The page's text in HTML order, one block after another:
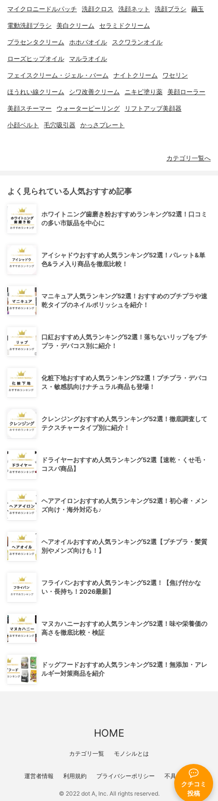
クチコミ
投稿
マイクロニードルパッチ 洗顔クロス 洗顔ネット 洗顔ブラシ 繭玉
電動洗顔ブラシ 美白クリーム セラミドクリーム
プラセンタクリーム ホホバオイル スクワランオイル
ローズヒップオイル マルラオイル
フェイスクリーム・ジェル・バーム ナイトクリーム ワセリン
ほうれい線クリーム シワ改善クリーム ニキビ塗り薬 美顔ローラー
美顔スチーマー ウォーターピーリング リフトアップ美顔器
小顔ベルト 毛穴吸引器 かっさプレート
カテゴリ一覧へ
よく見られている人気おすすめ記事
ホワイトニング歯磨き粉おすすめランキング52選！口コミ
の多い市販品を中心に
アイシャドウおすすめ人気ランキング52選！パレット&単
色&ラメ入り商品を徹底比較！
マニキュア人気ランキング52選！おすすめのプチプラや速
乾タイプのネイルポリッシュを紹介！
口紅おすすめ人気ランキング52選！落ちないリップをプチ
プラ・デパコス別に紹介！
化粧下地おすすめ人気ランキング52選！プチプラ・デパコ
ス・敏感肌向けナチュラル商品も登場！
クレンジングおすすめ人気ランキング52選！徹底調査して
テクスチャータイプ別に紹介！
ドライヤーおすすめ人気ランキング52選【速乾・くせ毛・
コスパ商品】
ヘアアイロンおすすめ人気ランキング52選！初心者・メン
ズ向け・海外対応も♪
ヘアオイルおすすめ人気ランキング52選【プチプラ・髪質
別やメンズ向けも！】
フライパンおすすめ人気ランキング52選！【焦げ付かな
い・長持ち！2026最新】
マヌカハニーおすすめ人気ランキング52選！味や栄養価の
高さを徹底比較・検証
ドッグフードおすすめ人気ランキング52選！無添加・アレ
ルギー対策商品を紹介
HOME
カテゴリ一覧 モノシルとは
運営者情報 利用規約 プライバシーポリシー 不具合報告
© 2022 dot A, Inc. All rights reserved.